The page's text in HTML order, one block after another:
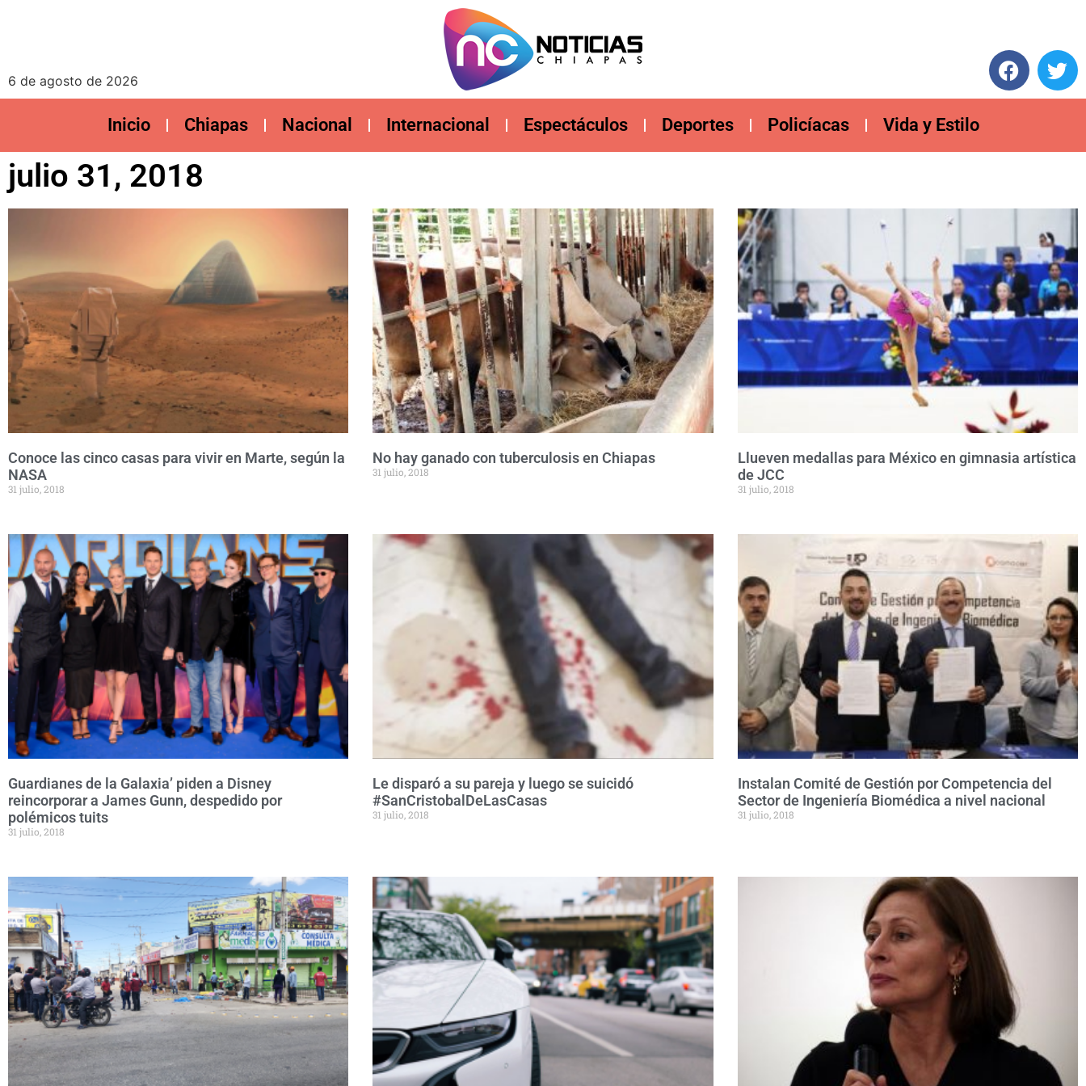
6 de agosto de 2026
Inicio Chiapas Nacional Internacional Espectáculos Deportes Policíacas Vida y Estilo
julio 31, 2018
Conoce las cinco casas para vivir en Marte, según la
NASA
31 julio, 2018
No hay ganado con tuberculosis en Chiapas
31 julio, 2018
Llueven medallas para México en gimnasia artística
de JCC
31 julio, 2018
Guardianes de la Galaxia’ piden a Disney
reincorporar a James Gunn, despedido por
polémicos tuits
31 julio, 2018
Le disparó a su pareja y luego se suicidó
#SanCristobalDeLasCasas
31 julio, 2018
Instalan Comité de Gestión por Competencia del
Sector de Ingeniería Biomédica a nivel nacional
31 julio, 2018